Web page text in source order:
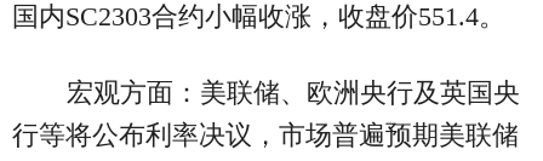
国内SC2303合约小幅收涨，收盘价551.4。
宏观方面：美联储、欧洲央行及英国央
行等将公布利率决议，市场普遍预期美联储